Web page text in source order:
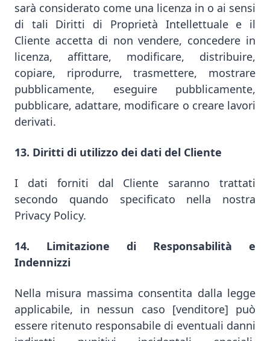
sarà considerato come una licenza in o ai sensi
di tali Diritti di Proprietà Intellettuale e il
Cliente accetta di non vendere, concedere in
licenza, affittare, modificare, distribuire,
copiare, riprodurre, trasmettere, mostrare
pubblicamente, eseguire pubblicamente,
pubblicare, adattare, modificare o creare lavori
derivati.
13. Diritti di utilizzo dei dati del Cliente
I dati forniti dal Cliente saranno trattati
secondo quando specificato nella nostra
Privacy Policy.
14. Limitazione di Responsabilità e
Indennizzi
Nella misura massima consentita dalla legge
applicabile, in nessun caso [venditore] può
essere ritenuto responsabile di eventuali danni